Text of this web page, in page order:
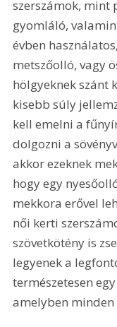
szerszámok, mint
gyomláló,
évben
metszőolló, vagy
hölgyeknek szánt
kisebb súly
kell emelni a
dolgozni a
akkor ezeknek
hogy egy
mekkora erővel
női kerti
szövetkötény is
legyenek a
természetesen
amelyben minden